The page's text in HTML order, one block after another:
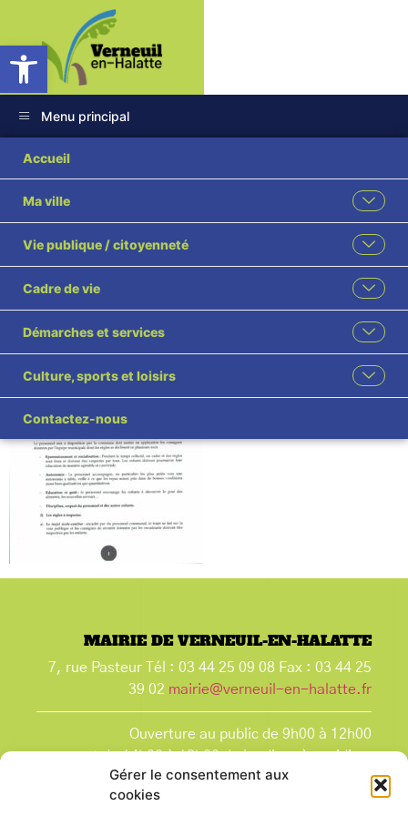
Ouvrir la barre d’outils
Gérer le consentement aux
cookies
Menu principal
Accueil
Ma ville
Vie publique / citoyenneté
Cadre de vie
Démarches et services
Culture, sports et loisirs
Contactez-nous
Charte de bonne
conduite restaurants
scolaire
MAIRIE DE VERNEUIL-EN-HALATTE
7, rue Pasteur Tél : 03 44 25 09 08 Fax : 03 44 25
39 02 mairie@verneuil-en-halatte.fr
Ouverture au public de 9h00 à 12h00
et de 14h00 à 18h00 du lundi après-midi au
vendredi,
et le samedi de 9h00 à 12h00.